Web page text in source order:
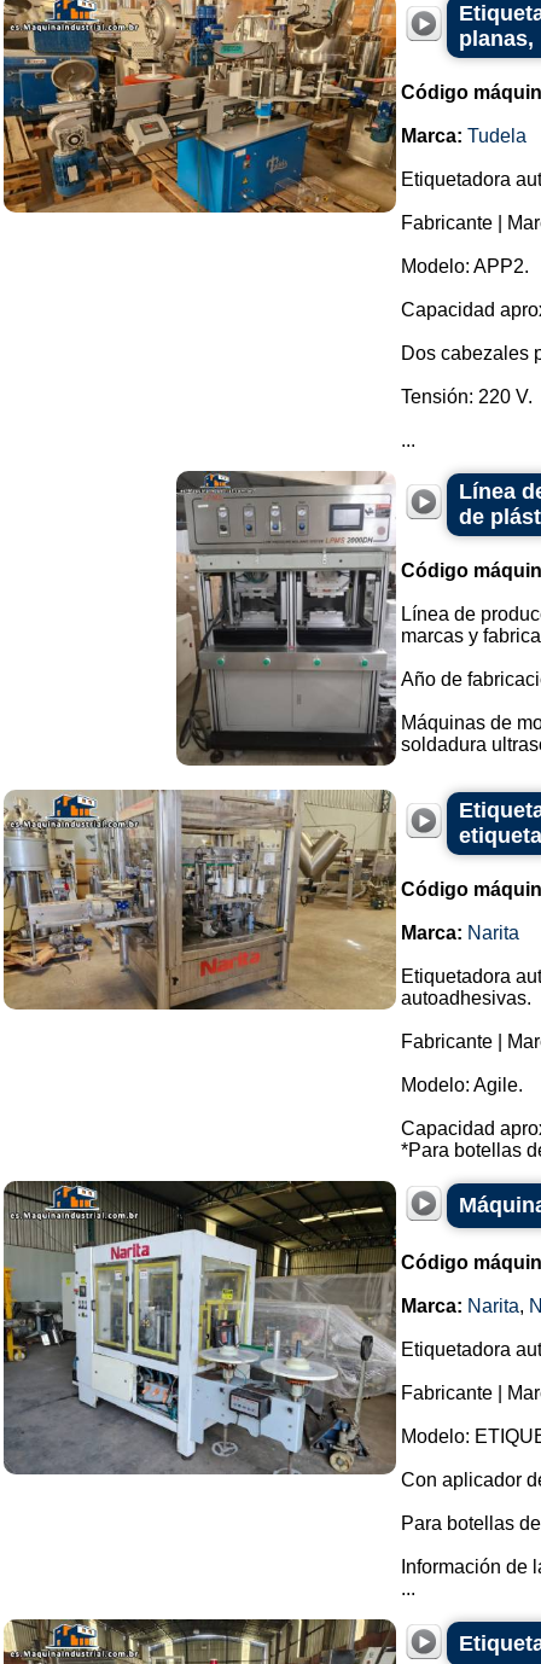
planas,
Código
Marca: Tudela
Etiquetadora
Fabricante |
Modelo: APP2.
Capacidad
Dos cabezales
Tensión: 220 V.
...
Línea
de
Código
Línea de
marcas y
Año de
Máquinas de
soldadura
Código
Marca: Narita
Etiquetadora
autoadhesivas.
Fabricante |
Modelo: Agile.
Capacidad
*Para botellas
Código
Marca: Narita,
Etiquetadora
Fabricante |
Modelo:
Con aplicador
Para botellas
Información de
...